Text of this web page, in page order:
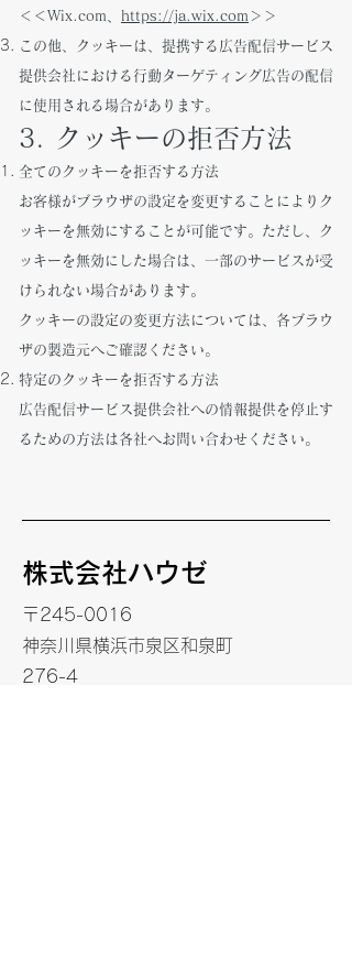
＜＜Wix.com、 https://ja.wix.com ＞＞
この他、クッキーは、提携する広告配信サービス
提供会社における行動ターゲティング広告の配信
に使用される場合があります。
3. クッキーの拒否方法
全てのクッキーを拒否する方法
お客様がブラウザの設定を変更することによりク
ッキーを無効にすることが可能です。ただし、ク
ッキーを無効にした場合は、一部のサービスが受
けられない場合があります。
クッキーの設定の変更方法については、各ブラウ
ザの製造元へご確認ください。
特定のクッキーを拒否する方法
広告配信サービス提供会社への情報提供を停止す
るための方法は各社へお問い合わせください。
株式会社ハウゼ
〒245-0016
神奈川県横浜市泉区和泉町
276-4